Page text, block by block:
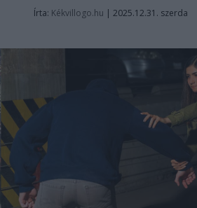
Írta: Kékvillogo.hu | 2025.12.31. szerda